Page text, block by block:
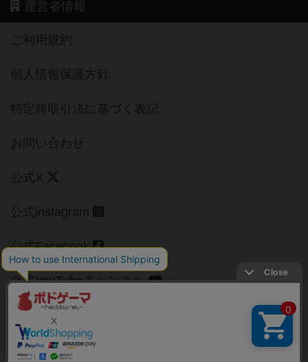
運営者情報
ご利用規約
個人情報保護方針
特定商取引法に基づく表記
お問い合わせ
公式X
公式instagram
公式Facebook
公式YouTubeチャンネル